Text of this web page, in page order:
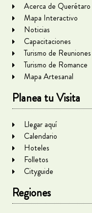
Acerca de Querétaro
Mapa Interactivo
Noticias
Capacitaciones
Turismo de Reuniones
Turismo de Romance
Mapa Artesanal
Planea tu Visita
Llegar aquí
Calendario
Hoteles
Folletos
Cityguide
Regiones